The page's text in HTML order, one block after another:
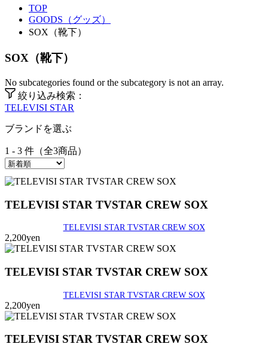
TOP
GOODS（グッズ）
SOX（靴下）
SOX（靴下）
No subcategories found or the subcategory is not an array.
絞り込み検索：
TELEVISI STAR
ブランドを選ぶ
1 - 3 件（全3商品）
TELEVISI STAR TVSTAR CREW SOX
TELEVISI STAR TVSTAR CREW SOX
2,200yen
TELEVISI STAR TVSTAR CREW SOX
TELEVISI STAR TVSTAR CREW SOX
2,200yen
TELEVISI STAR TVSTAR CREW SOX